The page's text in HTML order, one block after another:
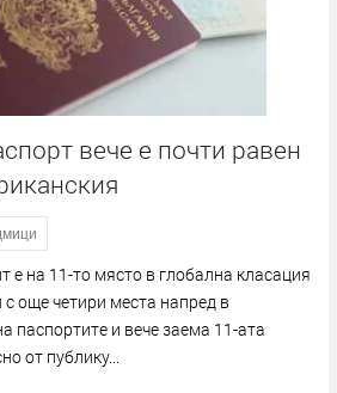
вече е почти равен
е на 11-то място в глобална класация
още четири места напред в
паспортите и вече заема 11-ата
от публику...